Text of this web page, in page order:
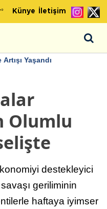
° Künye İletişim
Yaşandı
Olumlu
destekleyici
geriliminin
haftaya iyimser